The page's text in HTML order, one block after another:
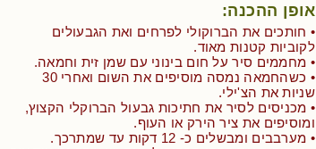
אופן ההכנה:
• חותכים את הברוקולי לפרחים ואת הגבעולים
לקוביות קטנות מאוד.
• מחממים סיר על חום בינוני עם שמן זית וחמאה.
• כשהחמאה נמסה מוסיפים את השום ואחרי 30
שניות את הצ'ילי.
• מכניסים לסיר את חתיכות גבעול הברוקלי הקצוץ,
ומוסיפים את ציר הירק או העוף.
• מערבבים ומבשלים כ- 12 דקות עד שמתרכך.